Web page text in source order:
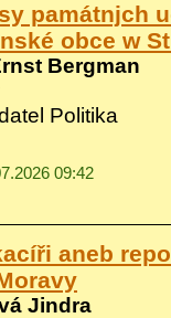
památnjch
obce w
Bergman
Politika
09:42
aneb
Jindra